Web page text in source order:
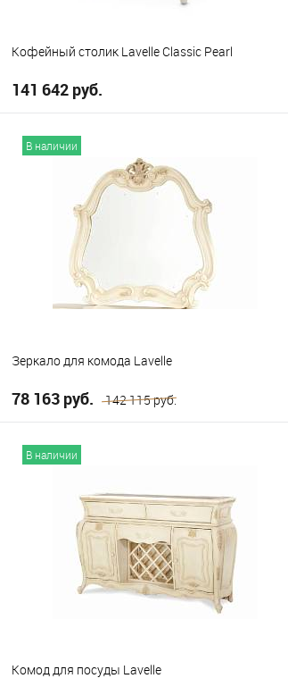
Кофейный столик Lavelle Classic Pearl
141 642 руб.
В избранное
В наличии
Зеркало для комода Lavelle
78 163 руб. 142 115 руб.
В избранное
В наличии
Комод для посуды Lavelle